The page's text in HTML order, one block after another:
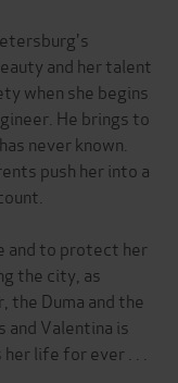
and her talent
when she begins
He brings to
never known.
push her into a
and to protect her
the city, as
the Duma and the
and Valentina is
life for ever . . .